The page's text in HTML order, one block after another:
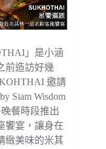
」是小涵
前造訪好幾
邀請
Siam Wisdom
餐時段推出
饗宴，讓身在
緻美味的米其